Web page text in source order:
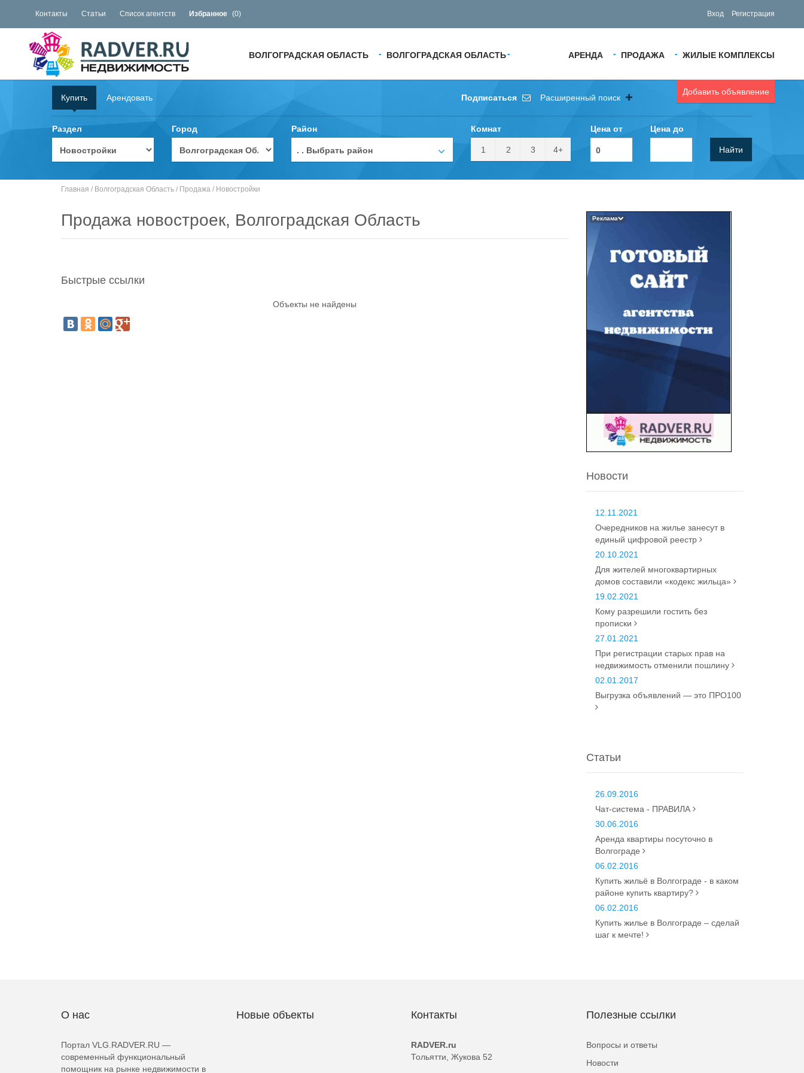
Контакты Статьи Список агентств Избранное (0) Вход Регистрация
АРЕНДА ПРОДАЖА ЖИЛЫЕ КОМПЛЕКСЫ
ВОЛГОГРАДСКАЯ ОБЛАСТЬ ВОЛГОГРАДСКАЯ ОБЛАСТЬ
Добавить объявление
Купить Арендовать Подписаться Расширенный поиск
Раздел Город Район
. . Выбрать район
Комнат
1 2 3 4+
Цена от Цена до
Найти
Главная / Волгоградская Область / Продажа / Новостройки
Продажа новостроек, Волгоградская Область
Быстрые ссылки
Объекты не найдены
Реклама
Новости
12.11.2021
Очередников на жилье занесут в
единый цифровой реестр
20.10.2021
Для жителей многоквартирных
домов составили «кодекс жильца»
19.02.2021
Кому разрешили гостить без
прописки
27.01.2021
При регистрации старых прав на
недвижимость отменили пошлину
02.01.2017
Выгрузка объявлений — это ПРО100
Статьи
26.09.2016
Чат-система - ПРАВИЛА
30.06.2016
Аренда квартиры посуточно в
Волгограде
06.02.2016
Купить жильё в Волгограде - в каком
районе купить квартиру?
06.02.2016
Купить жилье в Волгограде – сделай
шаг к мечте!
О нас
Портал VLG.RADVER.RU —
современный функциональный
помощник на рынке недвижимости в
Новые объекты Контакты
RADVER.ru
Тольятти, Жукова 52
Полезные ссылки
Вопросы и ответы
Новости